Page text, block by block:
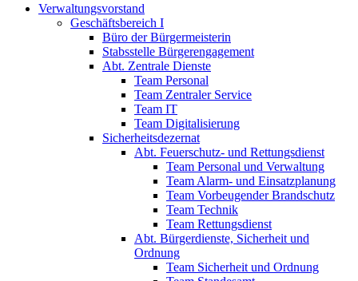
Verwaltungsvorstand
Geschäftsbereich I
Büro der Bürgermeisterin
Stabsstelle Bürgerengagement
Abt. Zentrale Dienste
Team Personal
Team Zentraler Service
Team IT
Team Digitalisierung
Sicherheitsdezernat
Abt. Feuerschutz- und Rettungsdienst
Team Personal und Verwaltung
Team Alarm- und Einsatzplanung
Team Vorbeugender Brandschutz
Team Technik
Team Rettungsdienst
Abt. Bürgerdienste, Sicherheit und
Ordnung
Team Sicherheit und Ordnung